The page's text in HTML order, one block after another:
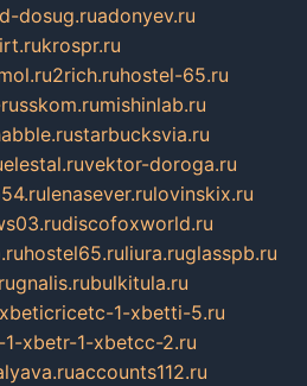
dosug.ruadonyev.ru
krospr.ru
2rich.ruhostel-65.ru
mishinlab.ru
starbucksvia.ru
elestal.ruvektor-doroga.ru
lenasever.rulovinskix.ru
discofoxworld.ru
hostel65.ruliura.ruglasspb.ru
gnalis.rubulkitula.ru
1-xbetti-5.ru
xbetr-1-xbetcc-2.ru
accounts112.ru